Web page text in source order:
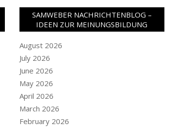
SAMWEBER NACHRICHTENBLOG –
IDEEN ZUR MEINUNGSBILDUNG
August 2026
July 2026
June 2026
May 2026
April 2026
March 2026
February 2026